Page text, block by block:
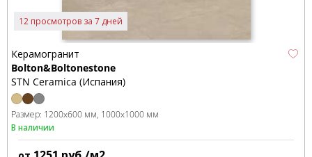
12 просмотров за 7 дней
Керамогранит
Bolton&Boltonestone
STN Ceramica (Испания)
Размер: 1200x600 мм 1000x1000 мм
В наличии